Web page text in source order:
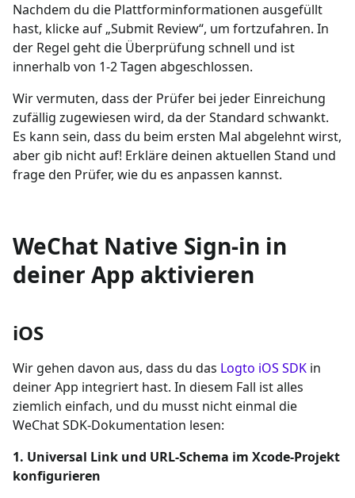
Nachdem du die Plattforminformationen ausgefüllt
hast, klicke auf „Submit Review“, um fortzufahren. In
der Regel geht die Überprüfung schnell und ist
innerhalb von 1-2 Tagen abgeschlossen.
Wir vermuten, dass der Prüfer bei jeder Einreichung
zufällig zugewiesen wird, da der Standard schwankt.
Es kann sein, dass du beim ersten Mal abgelehnt wirst,
aber gib nicht auf! Erkläre deinen aktuellen Stand und
frage den Prüfer, wie du es anpassen kannst.
WeChat Native Sign-in in
deiner App aktivieren
iOS
Wir gehen davon aus, dass du das Logto iOS SDK in
deiner App integriert hast. In diesem Fall ist alles
ziemlich einfach, und du musst nicht einmal die
WeChat SDK-Dokumentation lesen:
1. Universal Link und URL-Schema im Xcode-Projekt
konfigurieren